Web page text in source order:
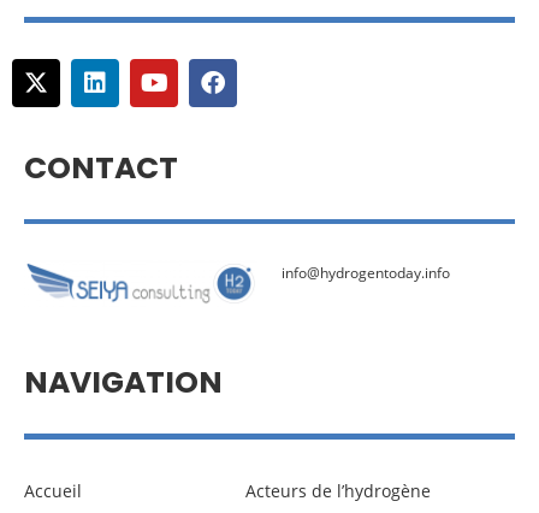
CONTACT
info@hydrogentoday.info
NAVIGATION
Accueil Acteurs de l’hydrogène